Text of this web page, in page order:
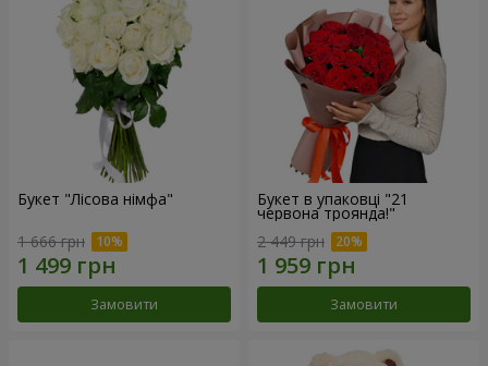
Букет "Лісова німфа"
1 666 грн
Замовити
Букет в упаковці "21
червона троянда!"
2 449 грн
Замовити